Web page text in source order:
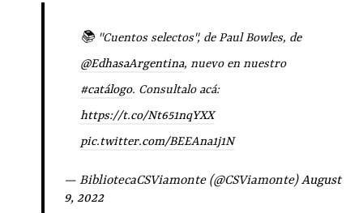
📚 "Cuentos selectos", de Paul Bowles, de
@EdhasaArgentina, nuevo en nuestro
#catálogo. Consultalo acá:
https://t.co/Nt651nqYXX
pic.twitter.com/BEEAna1j1N
— BibliotecaCSViamonte (@CSViamonte)August
9, 2022